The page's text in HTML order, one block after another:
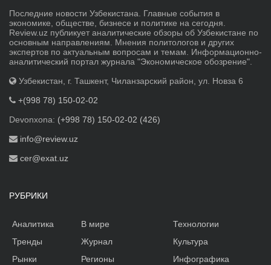
Последние новости Узбекистана. Главные события в
экономике, обществе, бизнесе и политике на сегодня.
Review.uz публикует аналитические обзоры об Узбекистане по
основным направлениям. Мнения политологов и других
экспертов по актуальным вопросам и темам. Информационно-
аналитический портал журнала "Экономическое обозрение".
Узбекистан, г. Ташкент, Чиланзарский район, ул. Новза 6
+(998 78) 150-02-02
Devonxona: (+998 78) 150-02-02 (426)
info@review.uz
cer@exat.uz
РУБРИКИ
Аналитика
Тренды
Рынки
В мире
Журнал
Регионы
Технологии
Культура
Инфографика